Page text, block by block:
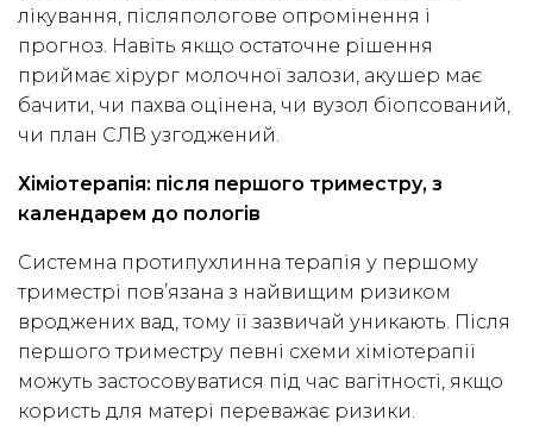
лікування, післяпологове опромінення і
прогноз. Навіть якщо остаточне рішення
приймає хірург молочної залози, акушер має
бачити, чи пахва оцінена, чи вузол біопсований,
чи план СЛВ узгоджений.
Хіміотерапія: після першого триместру, з
календарем до пологів
Системна протипухлинна терапія у першому
триместрі пов’язана з найвищим ризиком
вроджених вад, тому її зазвичай уникають. Після
першого триместру певні схеми хіміотерапії
можуть застосовуватися під час вагітності, якщо
користь для матері переважає ризики.